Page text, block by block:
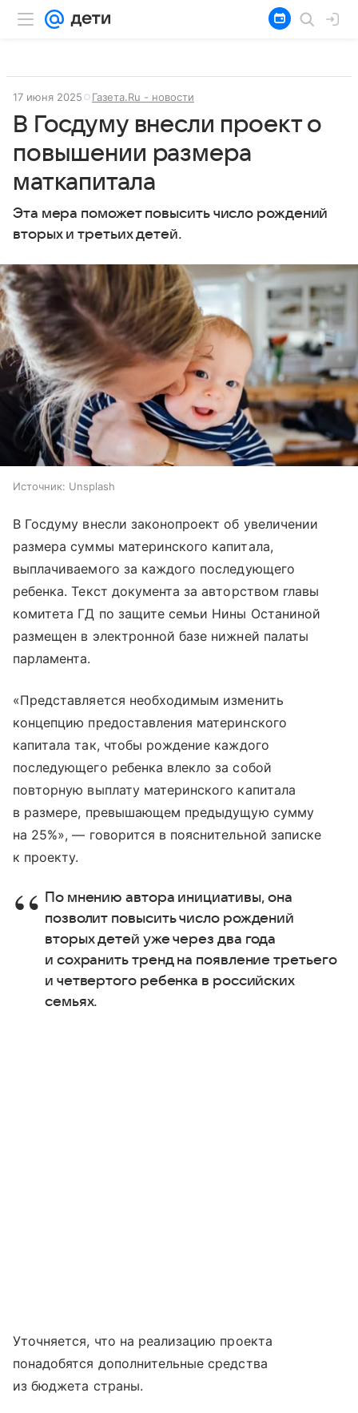
17 июня 2025 Газета.Ru - новости
В Госдуму внесли проект о
повышении размера
маткапитала
Эта мера поможет повысить число рождений
вторых и третьих детей.
Источник: Unsplash
В Госдуму внесли законопроект об увеличении
размера суммы материнского капитала,
выплачиваемого за каждого последующего
ребенка. Текст документа за авторством главы
комитета ГД по защите семьи Нины Останиной
размещен в электронной базе нижней палаты
парламента.
«Представляется необходимым изменить
концепцию предоставления материнского
капитала так, чтобы рождение каждого
последующего ребенка влекло за собой
повторную выплату материнского капитала
в размере, превышающем предыдущую сумму
на 25%», — говорится в пояснительной записке
к проекту.
По мнению автора инициативы, она
позволит повысить число рождений
вторых детей уже через два года
и сохранить тренд на появление третьего
и четвертого ребенка в российских
семьях.
Уточняется, что на реализацию проекта
понадобятся дополнительные средства
из бюджета страны.